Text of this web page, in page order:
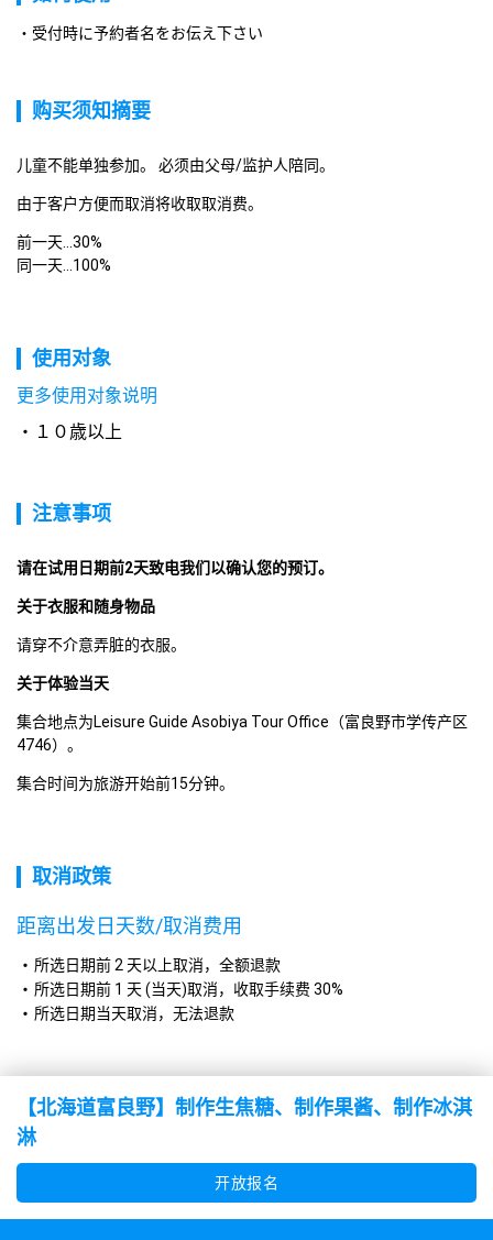
受付時に予約者名をお伝え下さい
购买须知摘要
儿童不能单独参加。 必须由父母/监护人陪同。
由于客户方便而取消将收取取消费。
前一天...30%
同一天...100%
使用对象
更多使用对象说明
１０歳以上
注意事项
请在试用日期前2天致电我们以确认您的预订。
关于衣服和随身物品
请穿不介意弄脏的衣服。
关于体验当天
集合地点为Leisure Guide Asobiya Tour Office（富良野市学传产区
4746）。
集合时间为旅游开始前15分钟。
取消政策
距离出发日天数/取消费用
所选日期前 2 天以上取消，全额退款
所选日期前 1 天 (当天)取消，收取手续费 30%
所选日期当天取消，无法退款
【北海道富良野】制作生焦糖、制作果酱、制作冰淇
淋
开放报名